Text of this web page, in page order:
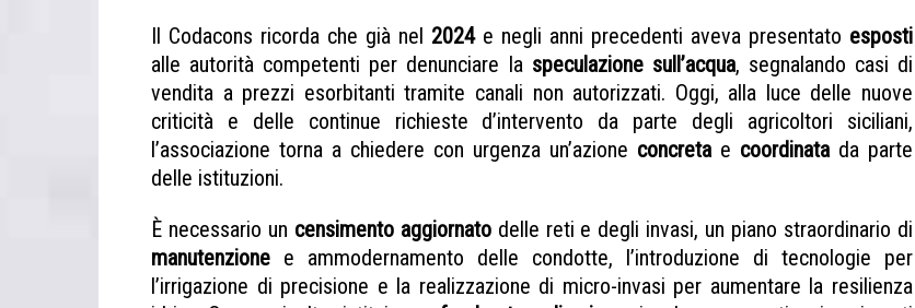
Il Codacons ricorda che già nel 2024e negli anni precedenti aveva presentato esposti
alle autorità competenti per denunciare la speculazione sull’acqua, segnalando casi di
vendita a prezzi esorbitanti tramite canali non autorizzati. Oggi, alla luce delle nuove
criticità e delle continue richieste d’intervento da parte degli agricoltori siciliani,
l’associazione torna a chiedere con urgenza un’azione concretae coordinatada parte
delle istituzioni.
È necessario un censimento aggiornatodelle reti e degli invasi, un piano straordinario di
manutenzione e ammodernamento delle condotte, l’introduzione di tecnologie per
l’irrigazione di precisione e la realizzazione di micro-invasi per aumentare la resilienza